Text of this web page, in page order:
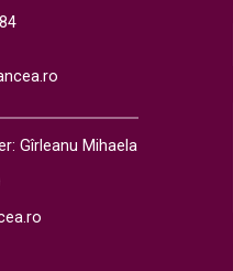
Gîrleanu Mihaela